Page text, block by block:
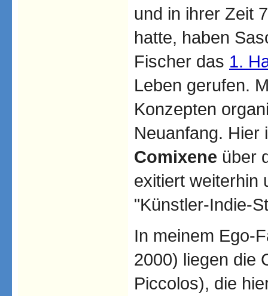
und in ihrer Zeit
hatte, haben
Fischer das 1.
Leben gerufen.
Konzepten
Neuanfang. Hier
Comixene über
exitiert weiterhin
"Künstler-Indie-
In meinem Ego-
2000) liegen die
Piccolos), die